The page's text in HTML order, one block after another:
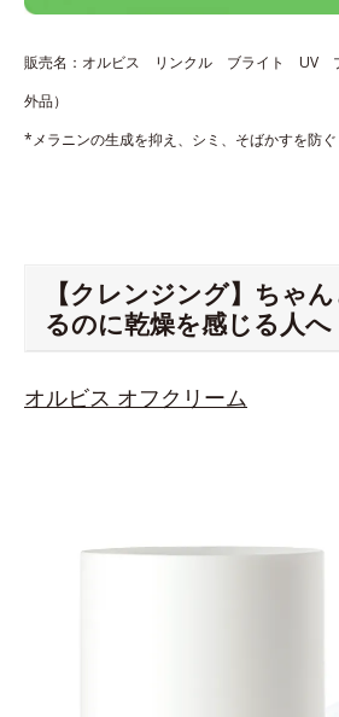
販売名：オルビス リンクル ブライト UV
外品）
*メラニンの生成を抑え、シミ、そばかすを防ぐ
【クレンジング】ちゃ
るのに乾燥を感じる人へ
オルビス オフクリーム